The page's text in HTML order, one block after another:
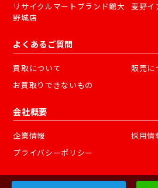
リサイクルマートブランド館大
野城店
麦野イ
よくあるご質問
買取について
販売に
お買取りできないもの
会社概要
企業情報
採用情
プライバシーポリシー